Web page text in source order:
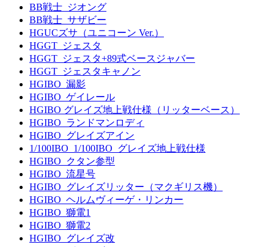
BB戦士_ジオング
BB戦士_サザビー
HGUCズサ（ユニコーン Ver.）
HGGT_ジェスタ
HGGT_ジェスタ+89式ベースジャバー
HGGT_ジェスタキャノン
HGIBO_漏影
HGIBO_ゲイレール
HGIBO グレイズ地上戦仕様（リッターベース）
HGIBO_ランドマンロディ
HGIBO_グレイズアイン
1/100IBO_1/100IBO_グレイズ地上戦仕様
HGIBO_クタン参型
HGIBO_流星号
HGIBO_グレイズリッター（マクギリス機）
HGIBO_ヘルムヴィーゲ・リンカー
HGIBO_獅電1
HGIBO_獅電2
HGIBO_グレイズ改